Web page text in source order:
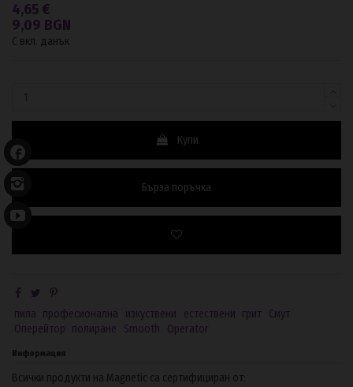
4,65 €
9,09 BGN
С вкл. данък
Купи
Бърза поръчка
пила професионална изкуствени естествени грит Смут
Оперейтор полиране Smooth Operator
Информация
Всички продукти на Magnetic са сертифициран от: